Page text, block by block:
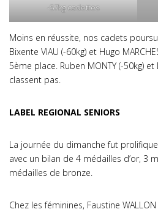
-57kg cadettes
Moins en réussite, nos cadets
Bixente VIAU (-60kg) et Hugo
5ème place. Ruben MONTY (-50kg) et
classent pas.
LABEL REGIONAL SENIORS
La journée du dimanche fut
avec un bilan de 4 médailles d’or, 3
médailles de bronze.
Chez les féminines, Faustine